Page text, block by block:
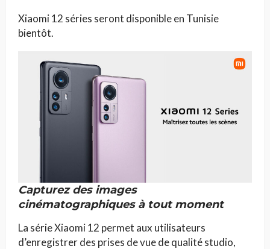
Xiaomi 12 séries seront disponible en Tunisie
bientôt.
Capturez des images
cinématographiques à tout moment
La série Xiaomi 12 permet aux utilisateurs
d’enregistrer des prises de vue de qualité studio,